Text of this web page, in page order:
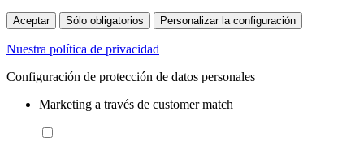
Aceptar Sólo obligatorios Personalizar la configuración
Nuestra política de privacidad
Configuración de protección de datos personales
Marketing a través de customer match